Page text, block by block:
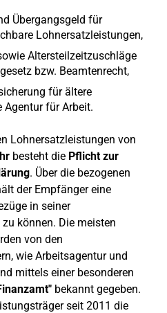
Übergangsgeld für
Lohnersatzleistungen,
Altersteilzeitzuschläge
bzw. Beamtenrecht,
für ältere
Agentur für Arbeit.
Lohnersatzleistungen von
besteht die Pflicht zur
. Über die bezogenen
der Empfänger eine
in seiner
können. Die meisten
von den
wie Arbeitsagentur und
mittels einer besonderen
bekannt gegeben.
seit 2011 die